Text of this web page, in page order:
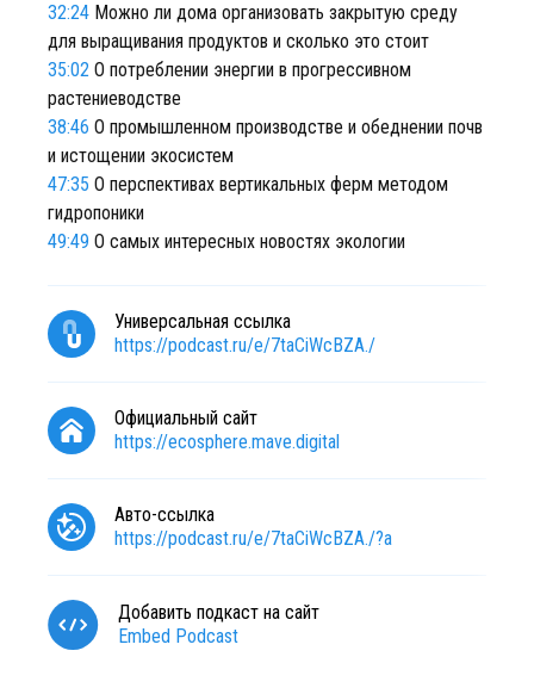
32:24 Можно ли дома организовать закрытую среду
для выращивания продуктов и сколько это стоит
35:02 О потреблении энергии в прогрессивном
растениеводстве
38:46 О промышленном производстве и обеднении почв
и истощении экосистем
47:35 О перспективах вертикальных ферм методом
гидропоники
49:49 О самых интересных новостях экологии
Универсальная ссылка
https://podcast.ru/e/7taCiWcBZA./
Официальный сайт
https://ecosphere.mave.digital
Авто-ссылка
https://podcast.ru/e/7taCiWcBZA./?a
Добавить подкаст на сайт
Embed Podcast